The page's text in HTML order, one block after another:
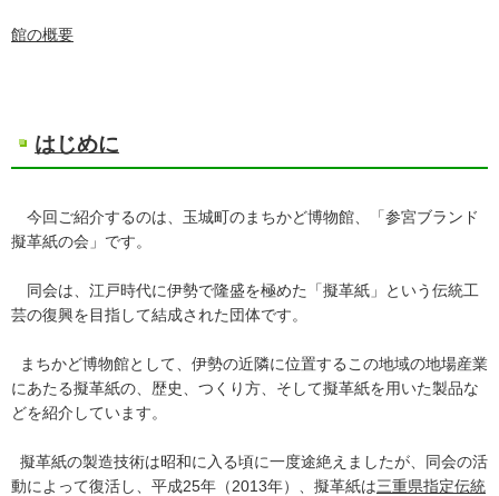
館の概要
はじめに
今回ご紹介するのは、玉城町のまちかど博物館、「参宮ブランド
擬革紙の会」です。
同会は、江戸時代に伊勢で隆盛を極めた「擬革紙」という伝統工
芸の復興を目指して結成された団体です。
まちかど博物館として、伊勢の近隣に位置するこの地域の地場産業
にあたる擬革紙の、歴史、つくり方、そして擬革紙を用いた製品な
どを紹介しています。
擬革紙の製造技術は昭和に入る頃に一度途絶えましたが、同会の活
動によって復活し、平成25年（2013年）、擬革紙は三重県指定伝統